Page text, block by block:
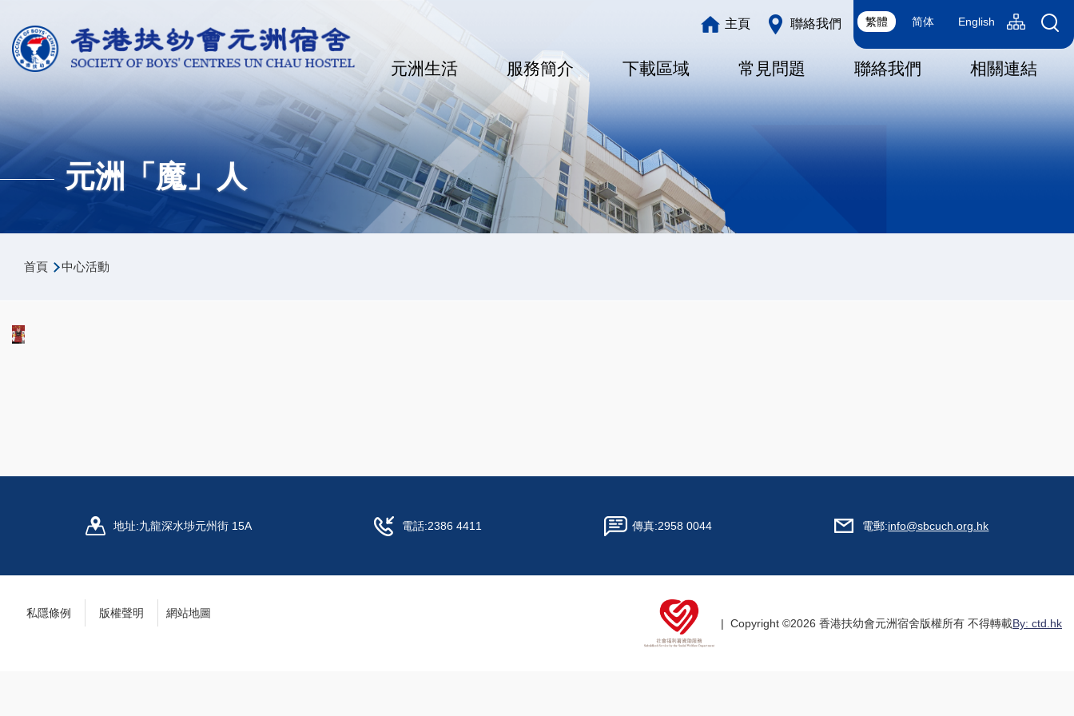
主頁 聯絡我們
Language
switcher
繁體 简体 English
sitemap(tc)
元洲生活 服務簡介 下載區域 常見問題 聯絡我們 相關連結
元洲「魔」人
航
結
首頁 中心活動
地址:九龍深水埗元州街 15A 電話:2386 4411 傳真:2958 0044 電郵:info@sbcuch.org.hk
私隱條例 版權聲明
網站地圖
| Copyright ©2026 香港扶幼會元洲宿舍版權所有 不得轉載By: ctd.hk